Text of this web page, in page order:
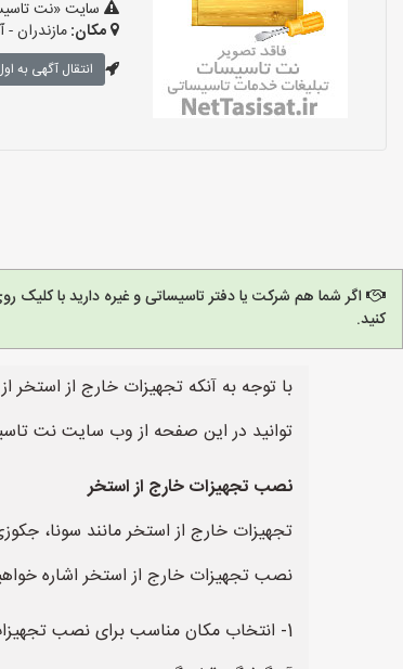
سایت «نت
مکان:مازندران -
انتقال آگهی به
اگر شما هم شرکت یا دفتر تاسیساتی و غیره دارید با کلیک
کنید.
با توجه به آنکه تجهیزات خارج از استخر
توانید در این صفحه از وب سایت نت
نصب تجهیزات خارج از استخر
تجهیزات خارج از استخر مانند سونا،
نصب تجهیزات خارج از استخر اشاره
1- انتخاب مکان مناسب برای نصب